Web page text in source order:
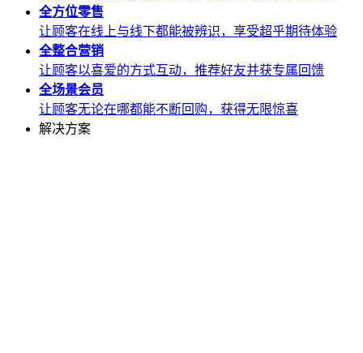
全方位零售
让顾客在线上与线下都能被辨识，享受超乎期待体验
全整合营销
让顾客以喜爱的方式互动，推荐好友并获专属回馈
全场景会员
让顾客无论在哪都能不断回购，获得无限惊喜
解决方案